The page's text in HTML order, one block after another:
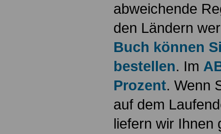
abweichende
den Ländern
Buch können
bestellen. Im
Prozent. Wenn
auf dem
liefern wir